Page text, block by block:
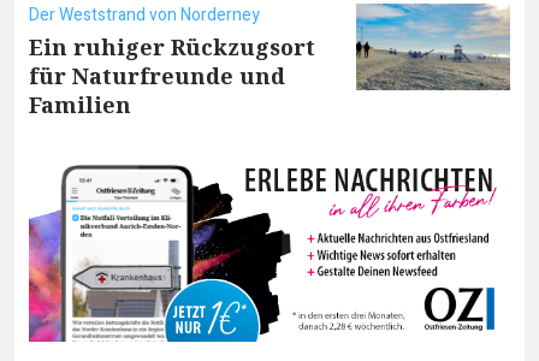
Der Weststrand von Norderney
Ein ruhiger Rückzugsort
für Naturfreunde und
Familien